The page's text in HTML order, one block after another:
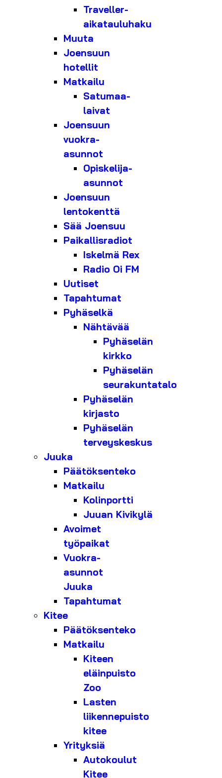
Traveller-
aikatauluhaku
Muuta
Joensuun
hotellit
Matkailu
Satumaa-
laivat
Joensuun
vuokra-
asunnot
Opiskelija-
asunnot
Joensuun
lentokenttä
Sää Joensuu
Paikallisradiot
Iskelmä Rex
Radio Oi FM
Uutiset
Tapahtumat
Pyhäselkä
Nähtävää
Pyhäselän
kirkko
Pyhäselän
seurakuntatalo
Pyhäselän
kirjasto
Pyhäselän
terveyskeskus
Juuka
Päätöksenteko
Matkailu
Kolinportti
Juuan Kivikylä
Avoimet
työpaikat
Vuokra-
asunnot
Juuka
Tapahtumat
Kitee
Päätöksenteko
Matkailu
Kiteen
eläinpuisto
Zoo
Lasten
liikennepuisto
kitee
Yrityksiä
Autokoulut
Kitee